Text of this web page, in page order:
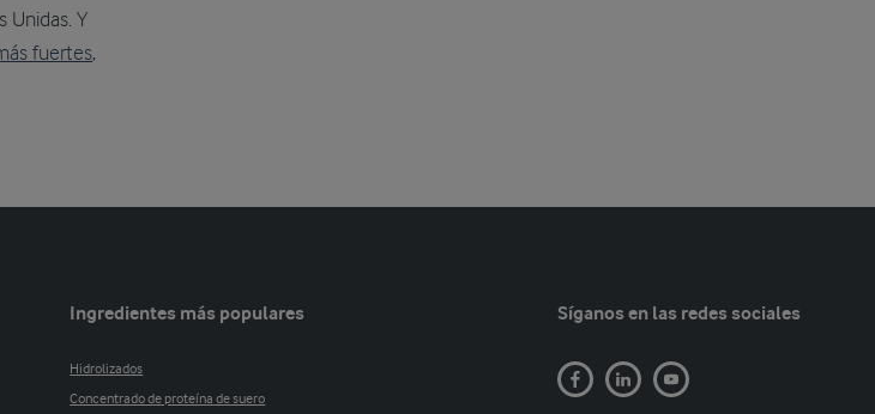
Unidas. Y
fuertes,
Ingredientes más populares
Hidrolizados
Concentrado de proteína de suero
Síganos en las redes sociales